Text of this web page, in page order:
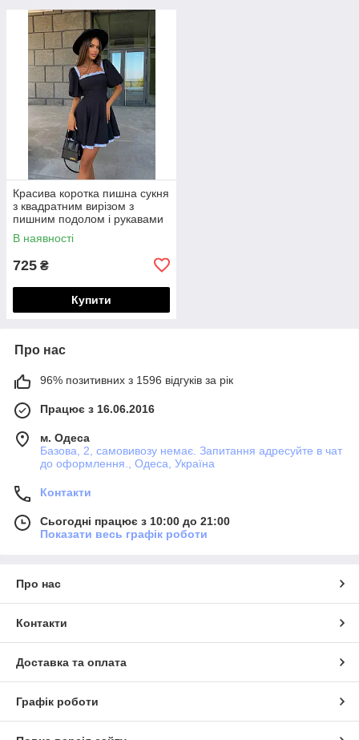
Красива коротка пишна сукня
з квадратним вирізом з
пишним подолом і рукавами
"ліхтариками"
В наявності
725 ₴
Купити
Про нас
96% позитивних з 1596 відгуків за рік
Працює з 16.06.2016
м. Одеса
Базова, 2, самовивозу немає. Запитання адресуйте в чат
до оформлення., Одеса, Україна
Контакти
Сьогодні працює з 10:00 до 21:00
Показати весь графік роботи
Про нас
Контакти
Доставка та оплата
Графік роботи